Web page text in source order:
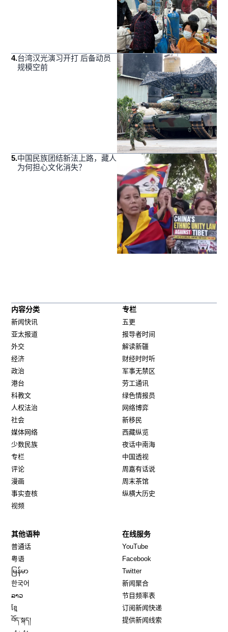
4.台湾汉光演习开打 后备动员
规模空前
5.中国民族团结新法上路，藏人
为何担心文化消失？
内容分类
新闻快讯
亚太报道
外交
经济
政治
港台
科教文
人权法治
社会
媒体网络
少数民族
专栏
评论
漫画
事实查核
视频
专栏
五更
报导者时间
解读新疆
财经时时听
军事无禁区
劳工通讯
绿色情报员
网络博弈
新移民
西藏纵览
夜话中南海
中国透视
周嘉有话说
周末茶馆
纵横大历史
其他语种
普通话
粤语
မြန်မာ
한국어
ລາວ
ខ្មែ
བོད་སྐད།
在线服务
YouTube
Facebook
TwitterOpens in new window
新闻聚合
节目频率表
订阅新闻快递
提供新闻线索